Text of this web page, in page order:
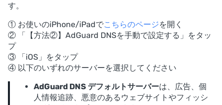
す。
① お使いのiPhone/iPadでこちらのページを開く
② 「【方法②】AdGuard DNSを手動で設定する」をタッ
プ
③ 「iOS」をタップ
④ 以下のいずれのサーバーを選択してください
AdGuard DNS デフォルトサーバーは、広告、個
人情報追跡、悪意のあるウェブサイトやフィッシ